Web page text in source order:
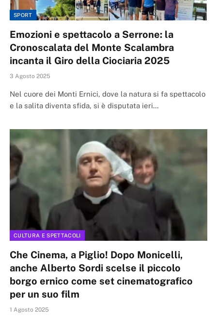
SPORT
Emozioni e spettacolo a Serrone: la
Cronoscalata del Monte Scalambra
incanta il Giro della Ciociaria 2025
3 Agosto 2025
Nel cuore dei Monti Ernici, dove la natura si fa spettacolo
e la salita diventa sfida, si è disputata ieri…
CULTURA E SPETTACOLI
Che Cinema, a Piglio! Dopo Monicelli,
anche Alberto Sordi scelse il piccolo
borgo ernico come set cinematografico
per un suo film
1 Agosto 2025